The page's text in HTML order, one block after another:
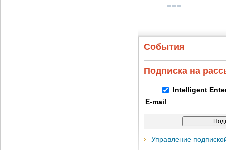
События
Подписка на
Intelligent
E-mail
Управление